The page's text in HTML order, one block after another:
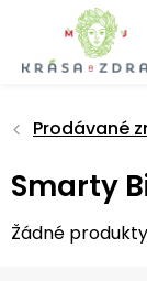
obsah
Prodávané
Smarty
Žádné